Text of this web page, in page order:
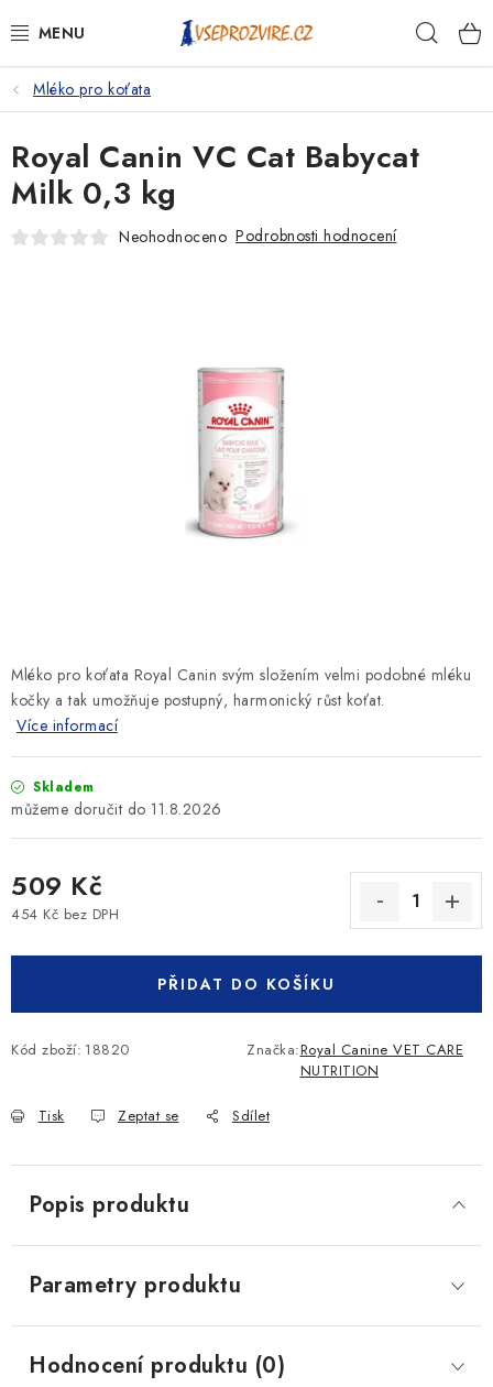
na
PSI
KOČKY
KONĚ
KRÁLÍCI/HLODAVCI/PTÁCI
Mléko pro koťata
Mléko pro koťata Royal Canin svým složením velmi podobné mléku
kočky a tak umožňuje postupný, harmonický růst koťat.
Více informací
Skladem
11.8.2026
509 Kč
454 Kč bez DPH
PŘIDAT DO KOŠÍKU
Kód zboží: 18820 Značka:Royal Canine VET CARE
NUTRITION
Tisk Zeptat se Sdílet
Royal Canin VC Cat Babycat
Milk 0,3 kg
Neohodnoceno Podrobnosti hodnocení
Popis produktu
Parametry produktu
Hodnocení produktu (0)